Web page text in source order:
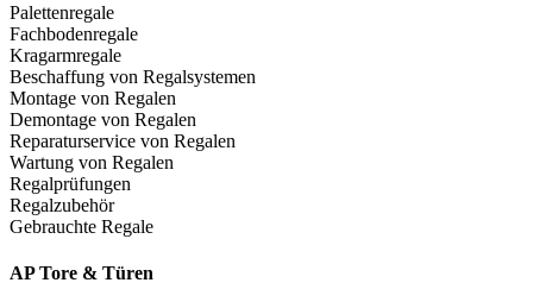
Palettenregale
Fachbodenregale
Kragarmregale
Beschaffung von Regalsystemen
Montage von Regalen
Demontage von Regalen
Reparaturservice von Regalen
Wartung von Regalen
Regalprüfungen
Regalzubehör
Gebrauchte Regale
AP Tore & Türen